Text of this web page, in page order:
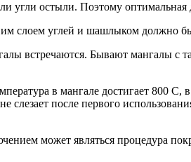
угли остыли. Поэтому оптимальная
слоем углей и шашлыком должно
встречаются. Бывают мангалы
в мангале достигает 800 С,
после первого
может являться процедура